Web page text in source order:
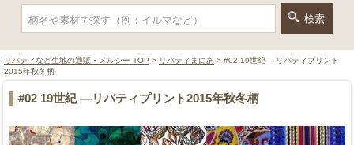
リバティなど生地の通販・メルシー TOP > リバティまにあ > #02 19世紀 ―リバティプリント
2015年秋冬柄
#02 19世紀 ―リバティプリント2015年秋冬柄